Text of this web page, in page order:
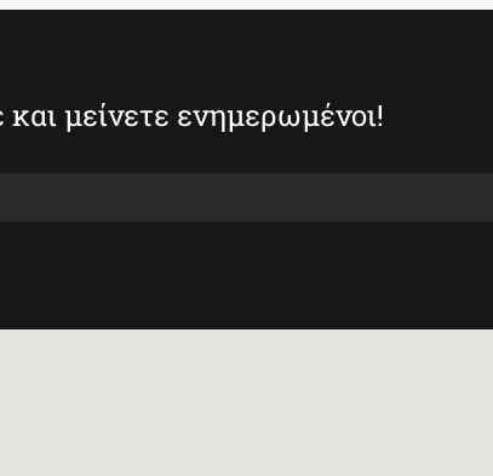
μείνετε ενημερωμένοι!